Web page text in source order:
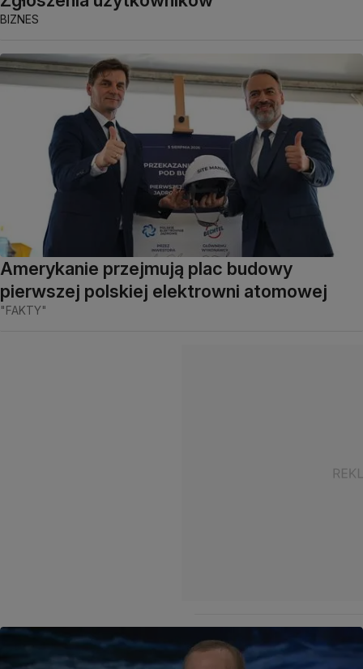
BIZNES
Amerykanie przejmują plac budowy
pierwszej polskiej elektrowni atomowej
"FAKTY"